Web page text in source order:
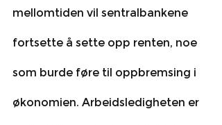
mellomtiden vil sentralbankene
fortsette å sette opp renten, noe
som burde føre til oppbremsing i
økonomien. Arbeidsledigheten er